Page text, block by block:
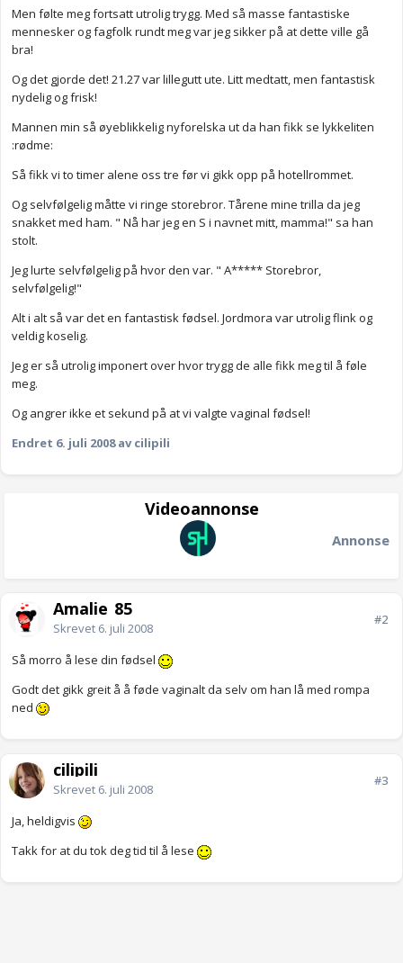
Men følte meg fortsatt utrolig trygg. Med så masse fantastiske
mennesker og fagfolk rundt meg var jeg sikker på at dette ville gå
bra!
Og det gjorde det! 21.27 var lillegutt ute. Litt medtatt, men fantastisk
nydelig og frisk!
Mannen min så øyeblikkelig nyforelska ut da han fikk se lykkeliten
:rødme:
Så fikk vi to timer alene oss tre før vi gikk opp på hotellrommet.
Og selvfølgelig måtte vi ringe storebror. Tårene mine trilla da jeg
snakket med ham. " Nå har jeg en S i navnet mitt, mamma!" sa han
stolt.
Jeg lurte selvfølgelig på hvor den var. " A***** Storebror,
selvfølgelig!"
Alt i alt så var det en fantastisk fødsel. Jordmora var utrolig flink og
veldig koselig.
Jeg er så utrolig imponert over hvor trygg de alle fikk meg til å føle
meg.
Og angrer ikke et sekund på at vi valgte vaginal fødsel!
Endret 6. juli 2008av cilipili
Videoannonse
Annonse
Amalie_85
Skrevet 6. juli 2008
#2
Så morro å lese din fødsel
Godt det gikk greit å å føde vaginalt da selv om han lå med rompa
ned
cilipili
Skrevet 6. juli 2008
#3
Ja, heldigvis
Takk for at du tok deg tid til å lese